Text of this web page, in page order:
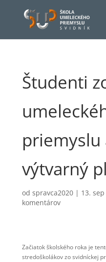
Študenti
priemyslu
výtvarný
od spravca2020| 13.
komentárov
Začiatok školského roka je
stredoškolákov zo svidníckej